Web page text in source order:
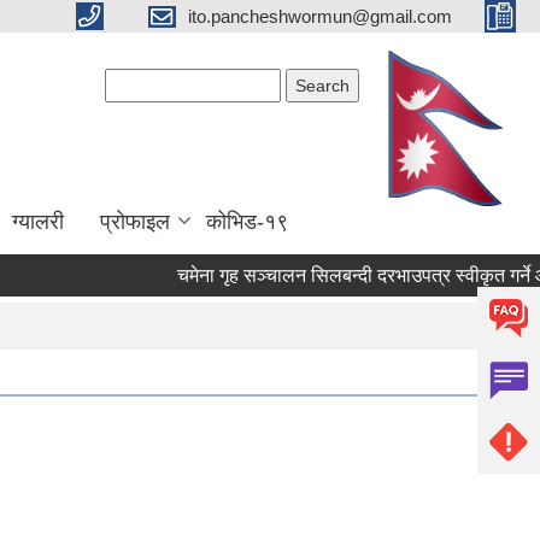
ito.pancheshwormun@gmail.com
ग्यालरी प्रोफाइल कोभिड-१९
चमेना गृह सञ्‍चालन सिलबन्दी दरभाउपत्र स्वीकृत